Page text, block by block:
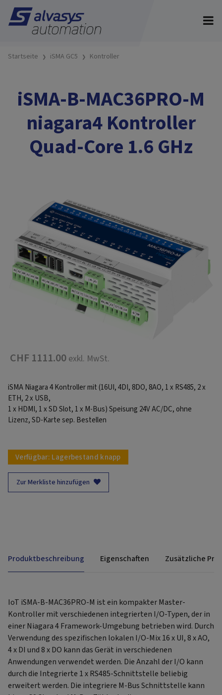
Startseite iSMA GC5 Kontroller
iSMA-B-MAC36PRO-M
niagara4 Kontroller
Quad-Core 1.6 GHz
CHF 1111.00 exkl. MwSt.
iSMA Niagara 4 Kontroller mit (16UI, 4DI, 8DO, 8AO, 1 x RS485, 2 x
ETH, 2 x USB,
1 x HDMI, 1 x SD Slot, 1 x M-Bus) Speisung 24V AC/DC, ohne
Lizenz, SD-Karte sep. Bestellen
Verfügbar: Lagerbestand knapp
Zur Merkliste hinzufügen
Produktbeschreibung Eigenschaften Zusätzliche
IoT iSMA-B-MAC36PRO-M ist ein kompakter Master-
Kontroller mit verschiedenen integrierten I/O-Typen, der in
einer Niagara 4 Framework-Umgebung betrieben wird. Durch
Verwendung des spezifischen lokalen I/O-Mix 16 x UI, 8 x AO,
4 x DI und 8 x DO kann das Gerät in verschiedenen
Anwendungen verwendet werden. Die Anzahl der I/O kann
durch die Integrierte 1 x RS485-Schnittstelle beliebig
erweitert werden. Die integriere M-Bus Schnittstelle kann